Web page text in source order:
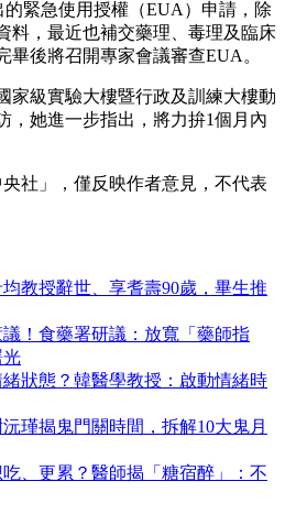
的緊急使用授權（EUA）申請，除
料，最近也補交藥理、毒理及臨床
畢後將召開專家會議審查EUA。
家級實驗大樓暨行政及訓練大樓動
，她進一步指出，將力拚1個月內
社」，僅反映作者意見，不代表
教授辭世、享耆壽90歲，畢生推
！食藥署研議：放寬「藥師指
光
狀態？韓醫學教授：啟動情緒時
瑾揭鬼門關時間，拆解10大鬼月
、更累？醫師揭「糖宿醉」：不